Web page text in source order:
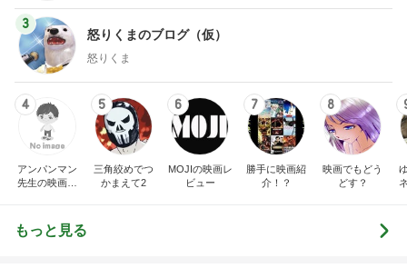
3
怒りくまのブログ（仮）
怒りくま
4
アンパンマン
先生の映画講
5
三角絞めでつ
かまえて2
6
MOJIの映画レ
ビュー
7
勝手に映画紹
介！？
8
映画でもどう
どす？
もっと見る